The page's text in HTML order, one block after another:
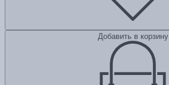
Добавить в корзину